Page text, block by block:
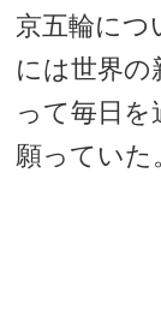
京五輪につ
には世界
って毎日を
願っていた